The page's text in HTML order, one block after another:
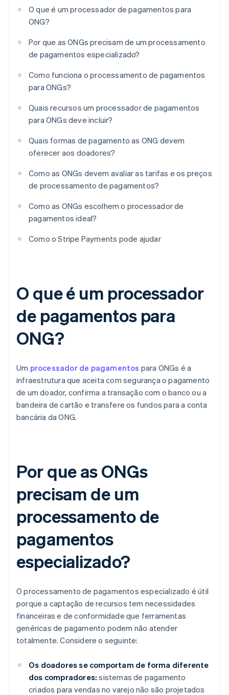
O que é um processador de pagamentos para
ONG?
Por que as ONGs precisam de um processamento
de pagamentos especializado?
Como funciona o processamento de pagamentos
para ONGs?
Quais recursos um processador de pagamentos
para ONGs deve incluir?
Quais formas de pagamento as ONG devem
oferecer aos doadores?
Como as ONGs devem avaliar as tarifas e os preços
de processamento de pagamentos?
Como as ONGs escolhem o processador de
pagamentos ideal?
Como o Stripe Payments pode ajudar
O que é um processador
de pagamentos para
ONG?
Um processador de pagamentos para ONGs é a
infraestrutura que aceita com segurança o pagamento
de um doador, confirma a transação com o banco ou a
bandeira de cartão e transfere os fundos para a conta
bancária da ONG.
Por que as ONGs
precisam de um
processamento de
pagamentos
especializado?
O processamento de pagamentos especializado é útil
porque a captação de recursos tem necessidades
financeiras e de conformidade que ferramentas
genéricas de pagamento podem não atender
totalmente. Considere o seguinte:
Os doadores se comportam de forma diferente
dos compradores: sistemas de pagamento
criados para vendas no varejo não são projetados